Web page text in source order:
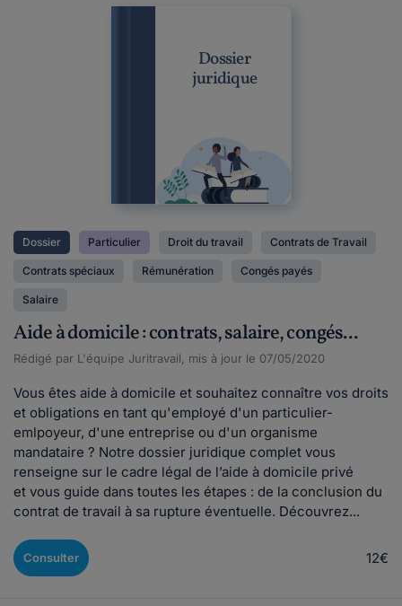
Dossier
juridique
Dossier Particulier Droit du travail Contrats de Travail
Contrats spéciaux Rémunération Congés payés
Salaire
Aide à domicile : contrats, salaire, congés...
Rédigé par L'équipe Juritravail, mis à jour le 07/05/2020
Vous êtes aide à domicile et souhaitez connaître vos droits
et obligations en tant qu'employé d'un particulier-
emlpoyeur, d'une entreprise ou d'un organisme
mandataire ? Notre dossier juridique complet vous
renseigne sur le cadre légal de l’aide à domicile privé
et vous guide dans toutes les étapes : de la conclusion du
contrat de travail à sa rupture éventuelle. Découvrez...
Consulter 12€